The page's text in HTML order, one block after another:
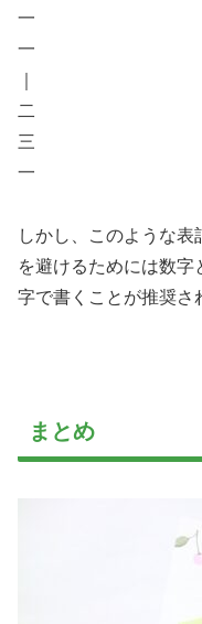
一
一
二
三
一
しかし、このような
を避けるためには数
字で書くことが推奨さ
まとめ